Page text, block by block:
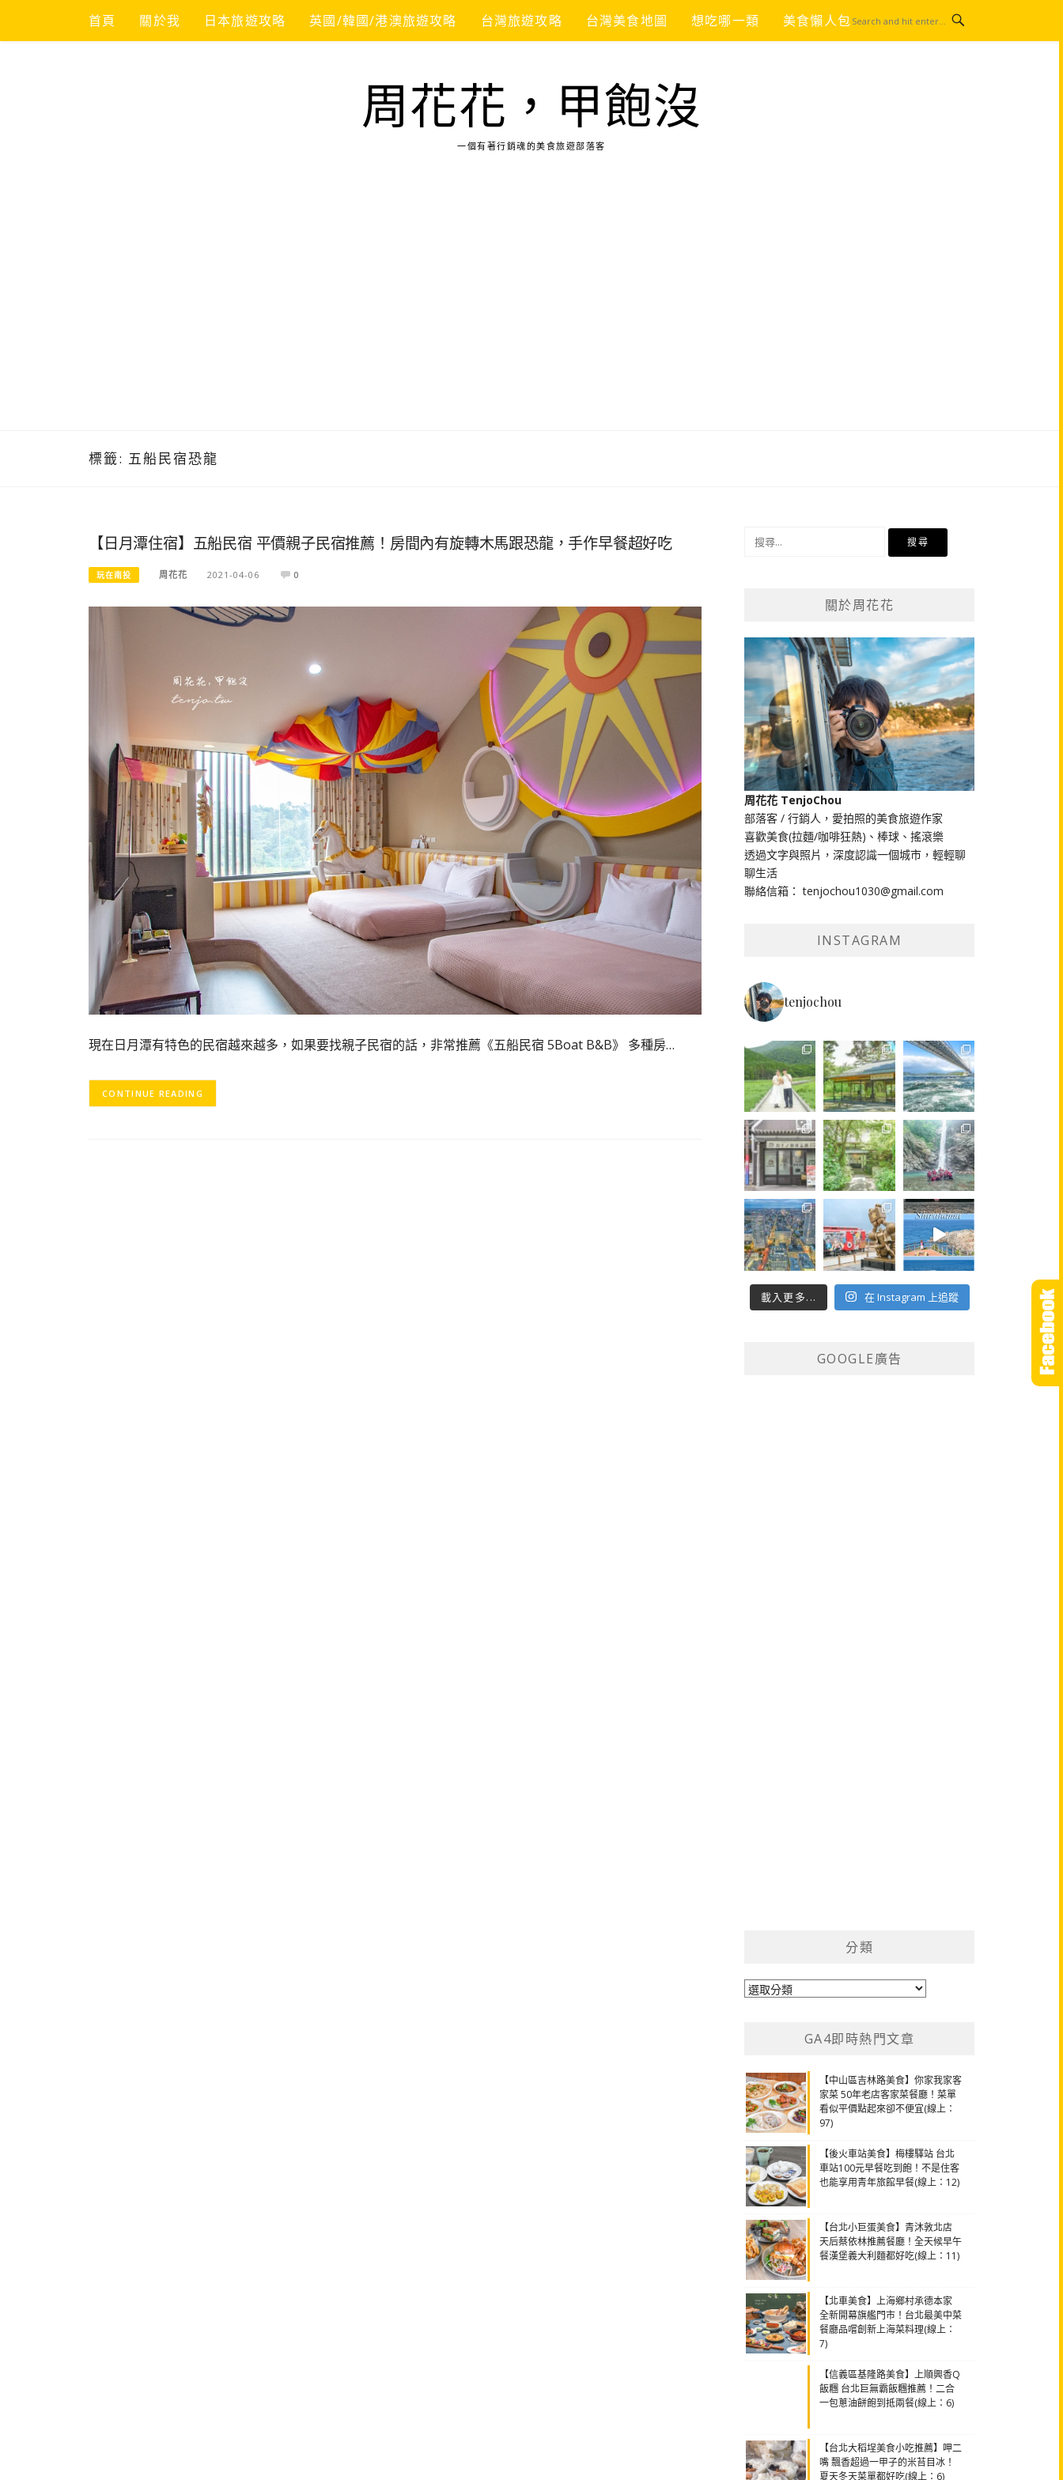
content
首頁 關於我 日本旅遊攻略 英國/韓國/港澳旅遊攻略 台灣旅遊攻略 台灣美食地圖 想吃哪一類 美食懶人包
周花花，甲飽沒
一個有著行銷魂的美食旅遊部落客
標籤: 五船民宿恐龍
【日月潭住宿】五船民宿 平價親子民宿推薦！房間內有旋轉木馬跟恐龍，手作早餐超好吃
玩在南投 周花花 2021-04-06 0
現在日月潭有特色的民宿越來越多，如果要找親子民宿的話，非常推薦《五船民宿 5Boat B&B》 多種房…
CONTINUE READING
關於周花花
周花花 TenjoChou
部落客 / 行銷人，愛拍照的美食旅遊作家
喜歡美食(拉麵/咖啡狂熱)、棒球、搖滾樂
透過文字與照片，深度認識一個城市，輕輕聊
聊生活
聯絡信箱： tenjochou1030@gmail.com
INSTAGRAM
tenjochou
載入更多... 在 Instagram 上追蹤
GOOGLE廣告
分類
分
GA4即時熱門文章
【中山區吉林路美食】你家我家客
家菜 50年老店客家菜餐廳！菜單
看似平價點起來卻不便宜(線上：
97)
【後火車站美食】梅樓驛站 台北
車站100元早餐吃到飽！不是住客
也能享用青年旅館早餐(線上：12)
【台北小巨蛋美食】青沐敦北店
天后蔡依林推薦餐廳！全天候早午
餐漢堡義大利麵都好吃(線上：11)
【北車美食】上海鄉村承德本家
全新開幕旗艦門市！台北最美中菜
餐廳品嚐創新上海菜料理(線上：
7)
【信義區基隆路美食】上順興香Q
飯糰 台北巨無霸飯糰推薦！二合
一包蔥油餅飽到抵兩餐(線上：6)
【台北大稻埕美食小吃推薦】呷二
嘴 飄香超過一甲子的米苔目冰！
夏天冬天菜單都好吃(線上：6)